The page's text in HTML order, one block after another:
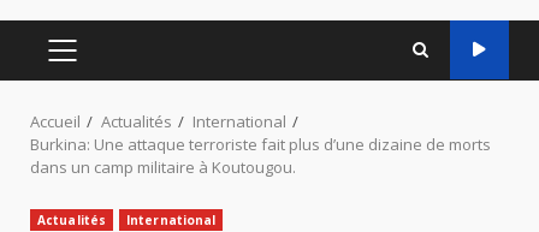
MENU
PRINCIPAL
Accueil Actualités
International
Burkina: Une attaque terroriste fait plus d’une dizaine de morts
dans un camp militaire à Koutougou.
Actualités International